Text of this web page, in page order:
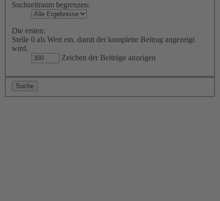
Suchzeitraum begrenzen:
Die ersten:
Stelle 0 als Wert ein, damit der komplette Beitrag angezeigt
wird.
Zeichen der Beiträge anzeigen